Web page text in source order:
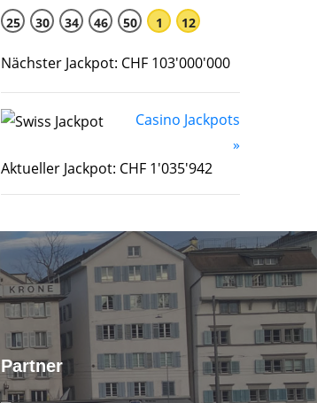
25 30 34 46 50 1 12
Nächster Jackpot: CHF 103'000'000
Casino Jackpots
»
Aktueller Jackpot: CHF 1'035'942
Partner